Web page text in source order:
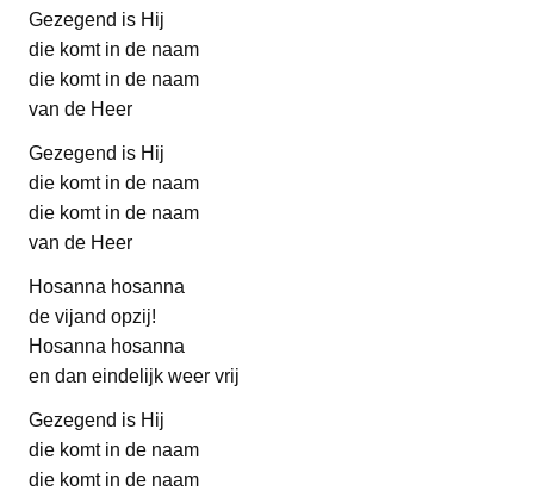
Gezegend is Hij
die komt in de naam
die komt in de naam
van de Heer
Gezegend is Hij
die komt in de naam
die komt in de naam
van de Heer
Hosanna hosanna
de vijand opzij!
Hosanna hosanna
en dan eindelijk weer vrij
Gezegend is Hij
die komt in de naam
die komt in de naam